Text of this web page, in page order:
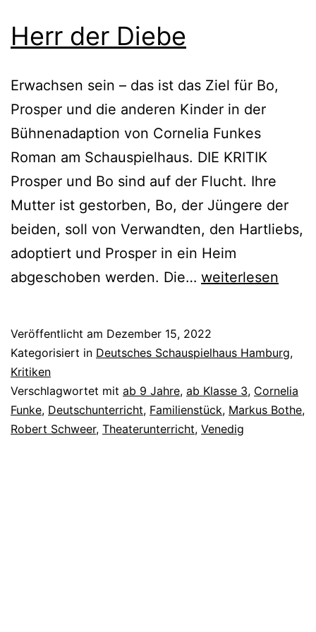
Herr der Diebe
Erwachsen sein – das ist das Ziel für Bo,
Prosper und die anderen Kinder in der
Bühnenadaption von Cornelia Funkes
Roman am Schauspielhaus. DIE KRITIK
Prosper und Bo sind auf der Flucht. Ihre
Mutter ist gestorben, Bo, der Jüngere der
beiden, soll von Verwandten, den Hartliebs,
adoptiert und Prosper in ein Heim
abgeschoben werden. Die… Herr
weiterlesen
Veröffentlicht am Dezember 15, 2022
Kategorisiert in Deutsches Schauspielhaus Hamburg,
Kritiken
Verschlagwortet mit ab 9 Jahre, ab Klasse 3, Cornelia
Funke, Deutschunterricht, Familienstück, Markus Bothe,
Robert Schweer, Theaterunterricht, Venedig